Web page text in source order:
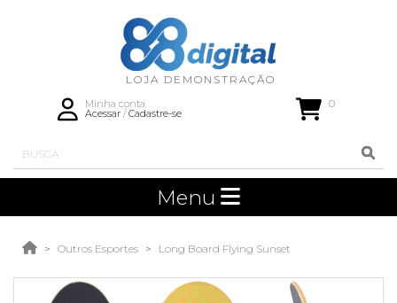
Minha conta
Acessar/Cadastre-se
0
Menu
Outros Esportes Long Board Flying Sunset